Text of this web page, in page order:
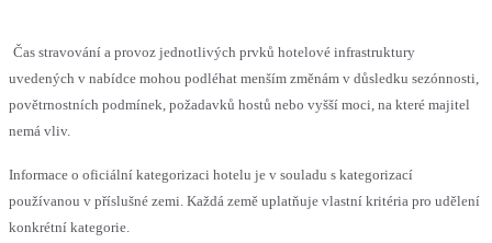
Čas stravování a provoz jednotlivých prvků hotelové infrastruktury
uvedených v nabídce mohou podléhat menším změnám v důsledku sezónnosti,
povětrnostních podmínek, požadavků hostů nebo vyšší moci, na které majitel
nemá vliv.
Informace o oficiální kategorizaci hotelu je v souladu s kategorizací
používanou v příslušné zemi. Každá země uplatňuje vlastní kritéria pro udělení
konkrétní kategorie.